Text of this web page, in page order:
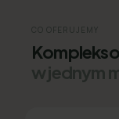
CO OFERUJEMY
w jednym